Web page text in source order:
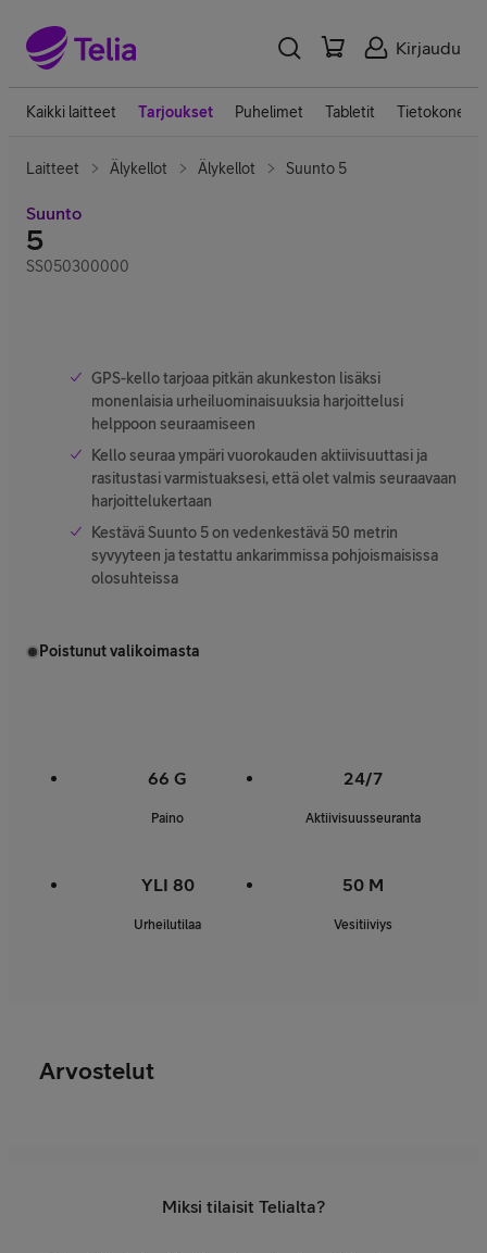
Kirjaudu
Kaikki laitteet Tarjoukset Puhelimet Tabletit Tietokoneet
Laitteet Älykellot Älykellot Suunto 5
Suunto
5
SS050300000
GPS-kello tarjoaa pitkän akunkeston lisäksi
monenlaisia urheiluominaisuuksia harjoittelusi
helppoon seuraamiseen
Kello seuraa ympäri vuorokauden aktiivisuuttasi ja
rasitustasi varmistuaksesi, että olet valmis seuraavaan
harjoittelukertaan
Kestävä Suunto 5 on vedenkestävä 50 metrin
syvyyteen ja testattu ankarimmissa pohjoismaisissa
olosuhteissa
Poistunut valikoimasta
66 G
Paino
24/7
Aktiivisuusseuranta
YLI 80
Urheilutilaa
50 M
Vesitiiviys
Arvostelut
Miksi tilaisit Telialta?